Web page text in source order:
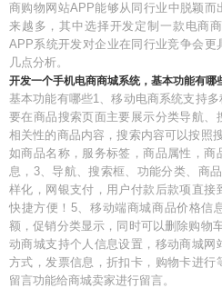
商购物网站APP能够从同行业中脱颖而
来越多，其中选择开发定制一款电商
APP系统开发对企业在同行业竞争会更
几点分析。
开发一个手机电商商城系统，基本功能有哪
基本功能有哪些1、移动电商系统支持
要在商品搜索页面主要展示分类导航、
相关性的商品内容，搜索内容可以按照
如商品名称，服务标签，商品属性，
息，3、导航、搜索框、功能分类、商
样化，网银支付，用户付款后款项直接
快捷方便！5、移动端商城商品价格信
额，促销分类显示，同时可以删除购物
动商城支持个人信息设置，移动商城
方式，发票信息，折扣卡，购物卡进行
留言功能给商城卖家进行留言。